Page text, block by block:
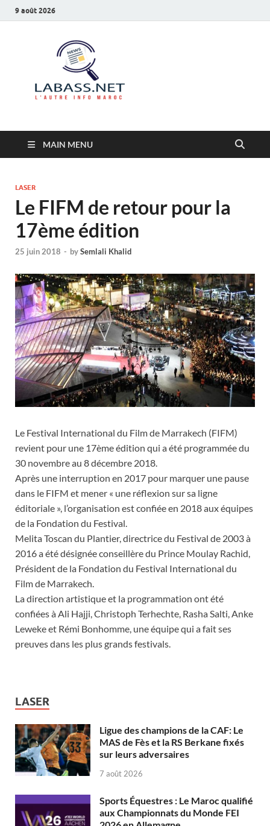
9 août 2026
MAIN MENU
LASER
Le FIFM de retour pour la
17ème édition
25 juin 2018 - bySemlali Khalid
Le Festival International du Film de Marrakech (FIFM)
revient pour une 17ème édition qui a été programmée du
30 novembre au 8 décembre 2018.
Après une interruption en 2017 pour marquer une pause
dans le FIFM et mener « une réflexion sur sa ligne
éditoriale », l’organisation est confiée en 2018 aux équipes
de la Fondation du Festival.
Melita Toscan du Plantier, directrice du Festival de 2003 à
2016 a été désignée conseillère du Prince Moulay Rachid,
Président de la Fondation du Festival International du
Film de Marrakech.
La direction artistique et la programmation ont été
confiées à Ali Hajji, Christoph Terhechte, Rasha Salti, Anke
Leweke et Rémi Bonhomme, une équipe qui a fait ses
preuves dans les plus grands festivals.
LASER
Ligue des champions de la CAF: Le
MAS de Fès et la RS Berkane fixés
sur leurs adversaires
7 août 2026
Sports Équestres : Le Maroc qualifié
aux Championnats du Monde FEI